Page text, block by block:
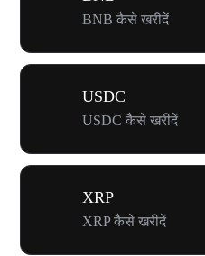
BNB कैसे खरीदें
USDC
USDC कैसे खरीदें
XRP
XRP कैसे खरीदें